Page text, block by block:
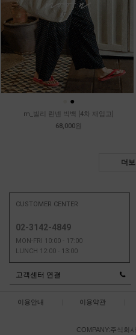
●
m_빌리 린넨 빅백 [4차 재입고]
68,000원
더보
CUSTOMER CENTER
02-3142-4849
MON-FRI 10:00 - 17:00
LUNCH 12:00 - 13:00
고객센터 연결
이용안내 이용약관
COMPANY:주식회